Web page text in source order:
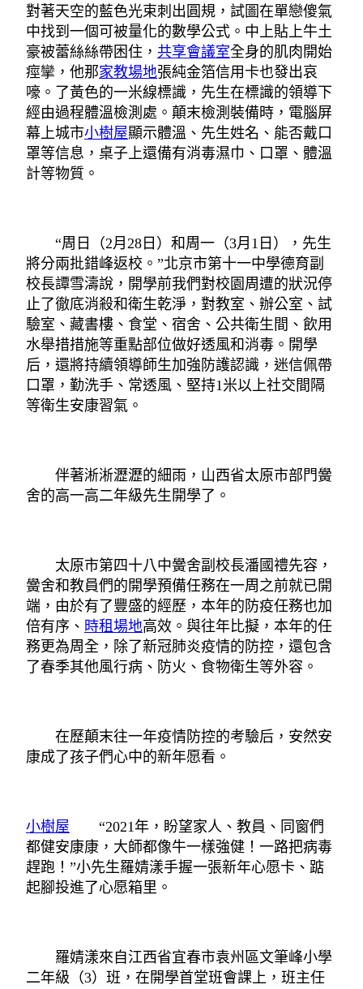
對著天空的藍色光束刺出圓規，試圖在單戀傻氣
中找到一個可被量化的數學公式。中上貼上牛土
豪被蕾絲絲帶困住， 共享會議室全身的肌肉開始
痙攣，他那家教場地張純金箔信用卡也發出哀
嚎。了黃色的一米線標識，先生在標識的領導下
經由過程體溫檢測處。顛末檢測裝備時，電腦屏
幕上城市小樹屋顯示體溫、先生姓名、能否戴口
罩等信息，桌子上還備有消毒濕巾、口罩、體溫
計等物質。
“周日（2月28日）和周一（3月1日），先生
將分兩批錯峰返校。”北京市第十一中學德育副
校長譚雪濤說，開學前我們對校園周遭的狀況停
止了徹底消殺和衛生乾淨，對教室、辦公室、試
驗室、藏書樓、食堂、宿舍、公共衛生間、飲用
水舉措措施等重點部位做好透風和消毒。開學
后，還將持續領導師生加強防護認識，迷信佩帶
口罩，勤洗手、常透風、堅持1米以上社交間隔
等衛生安康習氣。
伴著淅淅瀝瀝的細雨，山西省太原市部門黌
舍的高一高二年級先生開學了。
太原市第四十八中黌舍副校長潘國禮先容，
黌舍和教員們的開學預備任務在一周之前就已開
端，由於有了豐盛的經歷，本年的防疫任務也加
倍有序、 時租場地高效。與往年比擬，本年的任
務更為周全，除了新冠肺炎疫情的防控，還包含
了春季其他風行病、防火、食物衛生等外容。
在歷顛末往一年疫情防控的考驗后，安然安
康成了孩子們心中的新年愿看。
小樹屋 “2021年，盼望家人、教員、同窗們
都健安康康，大師都像牛一樣強健！一路把病毒
趕跑！”小先生羅婧漾手握一張新年心愿卡、踮
起腳投進了心愿箱里。
羅婧漾來自江西省宜春市袁州區文筆峰小學
二年級（3）班，在開學首堂班會課上，班主任